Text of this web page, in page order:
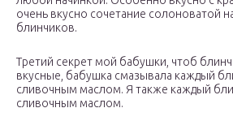
очень вкусно сочетание солоноватой
блинчиков.
Третий секрет мой бабушки, чтоб
вкусные, бабушка смазывала каждый
сливочным маслом. Я также каждый
сливочным маслом.